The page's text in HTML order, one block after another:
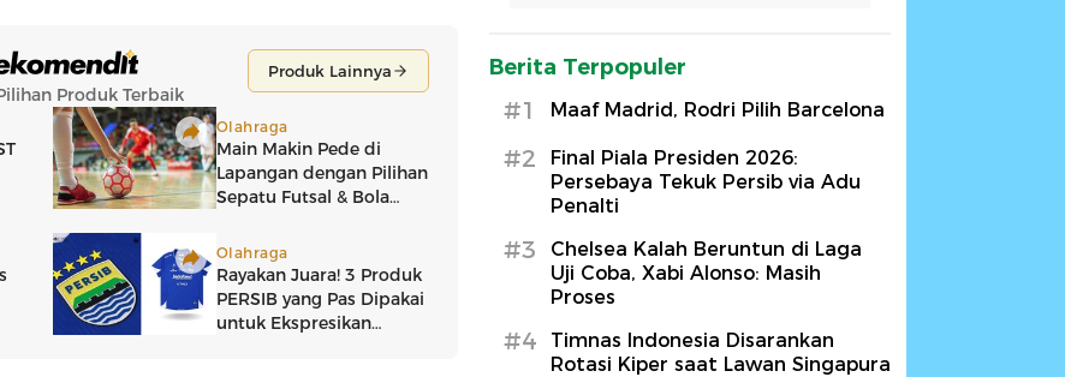
Berita Terpopuler
#1 Maaf Madrid, Rodri Pilih Barcelona
#2
Final Piala Presiden 2026:
Persebaya Tekuk Persib via Adu
Penalti
#3
Chelsea Kalah Beruntun di Laga
Uji Coba, Xabi Alonso: Masih
Proses
#4
Timnas Indonesia Disarankan
Rotasi Kiper saat Lawan Singapura